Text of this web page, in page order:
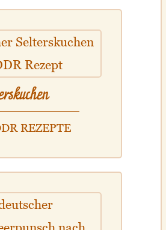
REZEPTE